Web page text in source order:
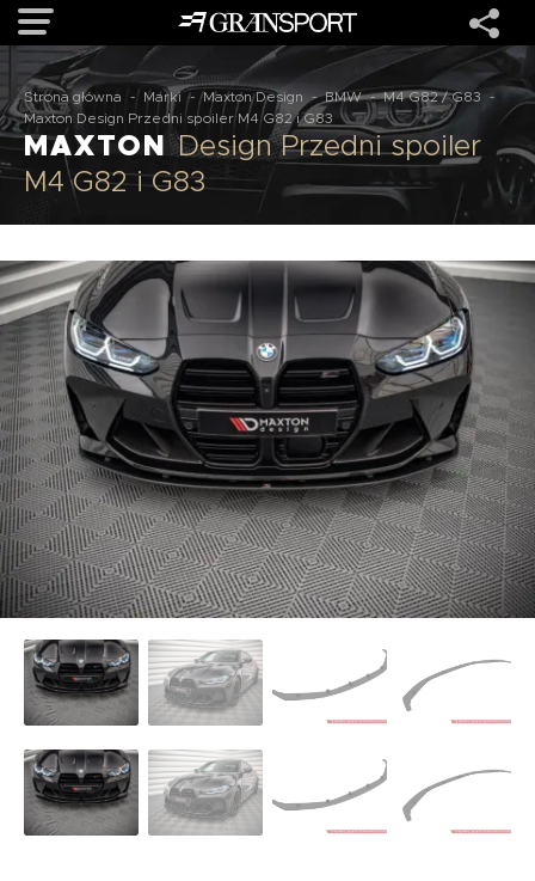
OFERTA
MARKI
REALIZACJE
O NAS
USŁUGI
KONTAKT
O NAS OFERTA BLOG ZOSTAŃ PARTNEREM
Strona główna - Marki - Maxton Design - BMW - M4 G82 / G83
-
Maxton Design Przedni spoiler M4 G82 i G83
MAXTONDesign Przedni spoiler
M4 G82 i G83